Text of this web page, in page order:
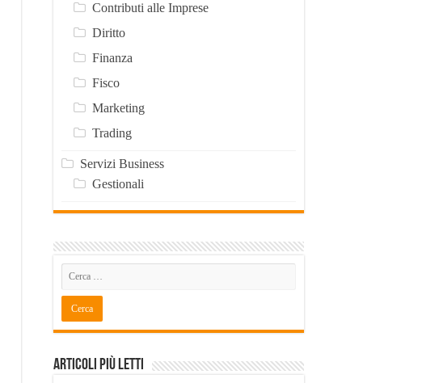
Contributi alle Imprese
Diritto
Finanza
Fisco
Marketing
Trading
Servizi Business
Gestionali
Articoli Più Letti